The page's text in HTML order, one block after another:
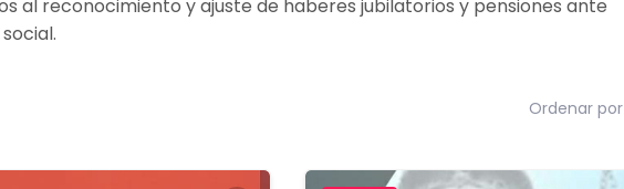
al reconocimiento y ajuste de haberes jubilatorios y pensiones ante
Ordenar por